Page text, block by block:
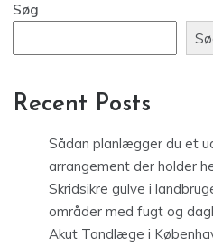
Søg
Recent Posts
Sådan planlægger du et
arrangement der holder
Skridsikre gulve i
områder med fugt og
Akut Tandlæge i